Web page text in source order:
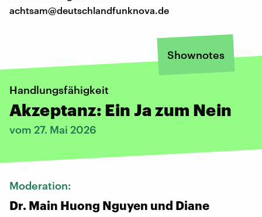
achtsam@deutschlandfunknova.de
Shownotes
Handlungsfähigkeit
Akzeptanz: Ein Ja zum Nein
vom 27. Mai 2026
Moderation:
Dr. Main Huong Nguyen und Diane